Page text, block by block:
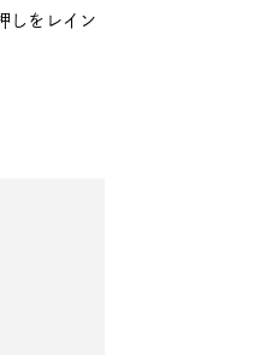
しをレイン